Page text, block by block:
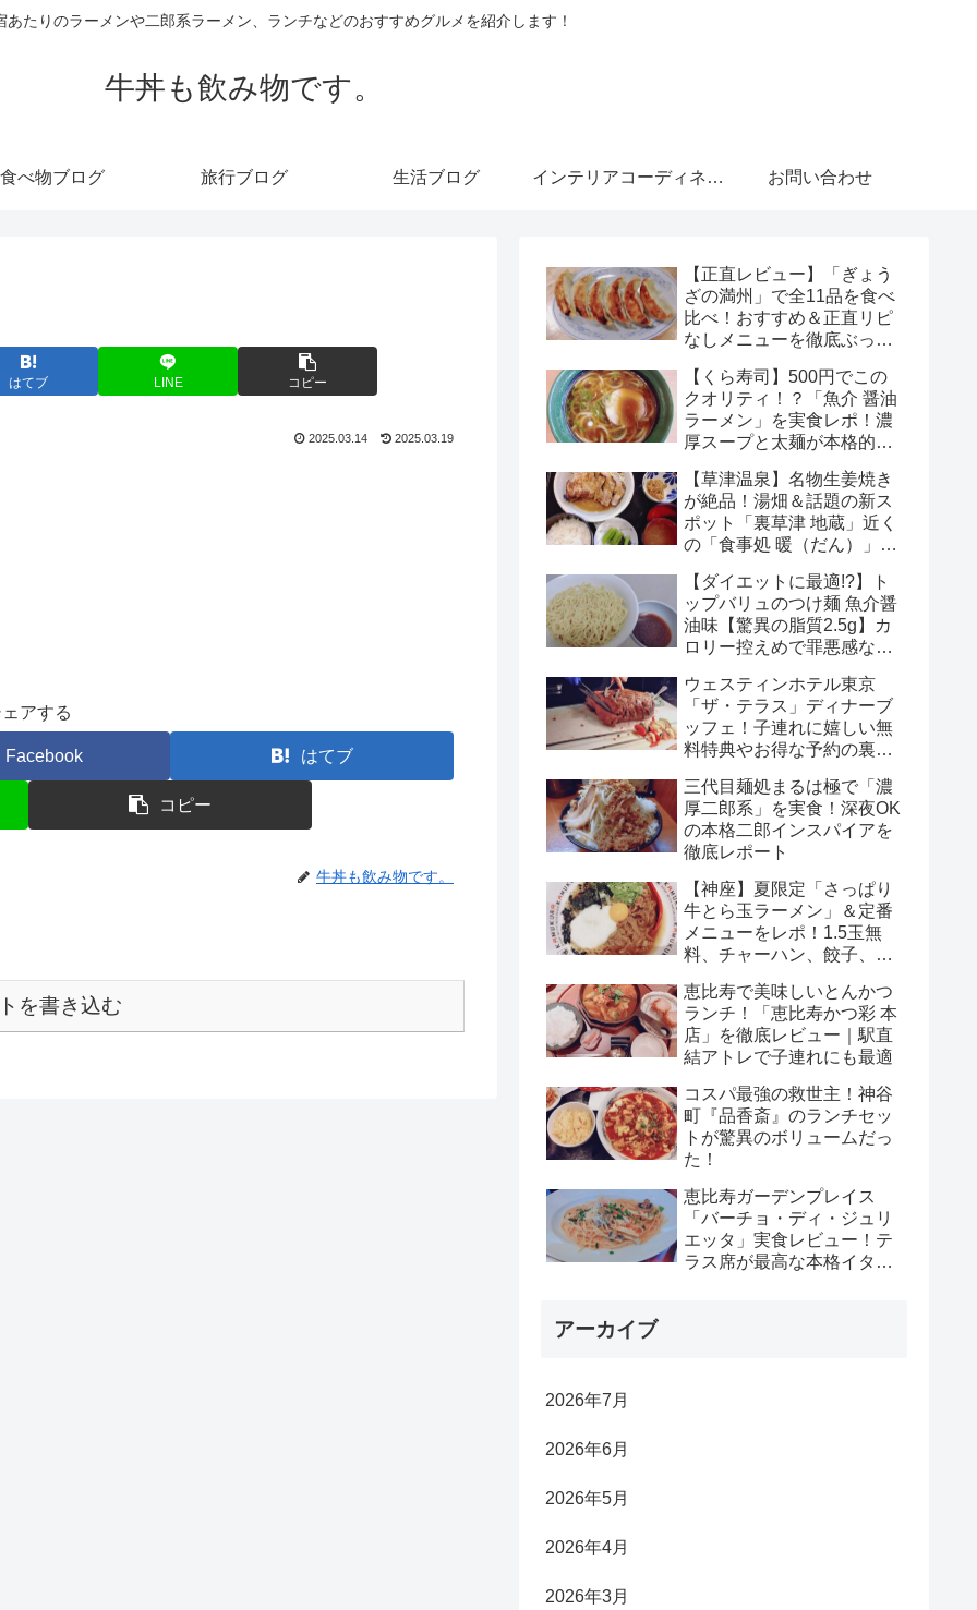
あたりのラーメンや二郎系ラーメン、ランチなどのおすすめグルメを紹介します！
牛丼も飲み物です。
食べ物ブログ 旅行ブログ 生活ブログ インテリアコーディネーターブログ お問い合わせ
はてブ LINE コピー
2025.03.14 2025.03.19
アする
Facebook はてブ
コピー
牛丼も飲み物です。
を書き込む
【正直レビュー】「ぎょう
ざの満州」で全11品を食べ
比べ！おすすめ＆正直リピ
なしメニューを徹底ぶっち
【くら寿司】500円でこの
クオリティ！？「魚介 醤油
ラーメン」を実食レポ！濃
厚スープと太麺が本格的す
【草津温泉】名物生姜焼き
が絶品！湯畑＆話題の新ス
ポット「裏草津 地蔵」近く
の「食事処 暖（だん）」正
【ダイエットに最適!?】ト
ップバリュのつけ麺 魚介醤
油味【驚異の脂質2.5g】カ
ロリー控えめで罪悪感なし
ウェスティンホテル東京
「ザ・テラス」ディナーブ
ッフェ！子連れに嬉しい無
料特典やお得な予約の裏ワ
三代目麺処まるは極で「濃
厚二郎系」を実食！深夜OK
の本格二郎インスパイアを
徹底レポート
【神座】夏限定「さっぱり
牛とら玉ラーメン」＆定番
メニューをレポ！1.5玉無
料、チャーハン、餃子、ビ
恵比寿で美味しいとんかつ
ランチ！「恵比寿かつ彩 本
店」を徹底レビュー｜駅直
結アトレで子連れにも最適
コスパ最強の救世主！神谷
町『品香斎』のランチセッ
トが驚異のボリュームだっ
た！
恵比寿ガーデンプレイス
「バーチョ・ディ・ジュリ
エッタ」実食レビュー！テ
ラス席が最高な本格イタリ
アーカイブ
2026年7月
2026年6月
2026年5月
2026年4月
2026年3月